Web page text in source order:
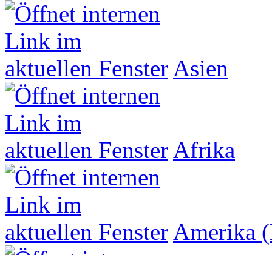
Asien
Afrika
Amerika